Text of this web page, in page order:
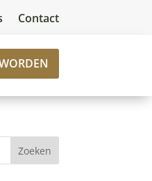
Contact
Zoeken